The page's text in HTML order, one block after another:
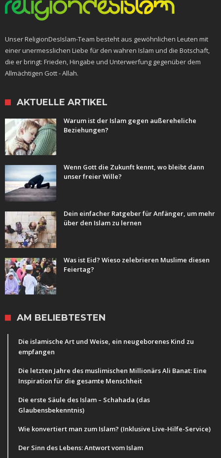
Unser ReligionDesIslam-Team besteht aus gewöhnlichen Leuten mit
einer unermesslichen Liebe für den wahren Islam und die Botschaft,
die er bringt: Frieden, Hingabe und Unterwerfung gegenüber dem
Allmächtigen Gott - Allah.
AKTUELLE ARTIKEL
Warum ist der Islam gegen außereheliche
Beziehungen?
Wenn Gott die Zukunft kennt, wo bleibt dann
unser freier Wille?
Dein einfacher Ratgeber für Anfänger, um mehr
über den Islam zu lernen
Was ist Eid? Wieso zelebrieren Muslime diesen
Feiertag?
AM BELIEBTESTEN
Die islamische Art und Weise, ein neugeborenes Kind zu
empfangen
Die letzten Jahre des muslimischen Millionärs Ali Banat: Eine
Inspiration für die gesamte Menschheit
Die erste Säule des Islam – Schahada (das
Glaubensbekenntnis)
Wie konvertiert man zum Islam? (Inklusive Live-Hilfe-Service)
Der Sinn des Lebens: Antwort vom Islam